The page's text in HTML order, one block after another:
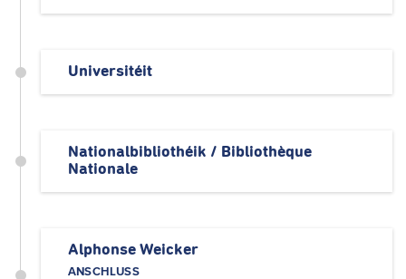
Universitéit
Nationalbibliothéik / Bibliothèque
Nationale
Alphonse Weicker
ANSCHLUSS